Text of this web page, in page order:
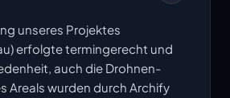
unseres Projektes
erfolgte termingerecht und
auch die Drohnen-
Areals wurden durch Archify